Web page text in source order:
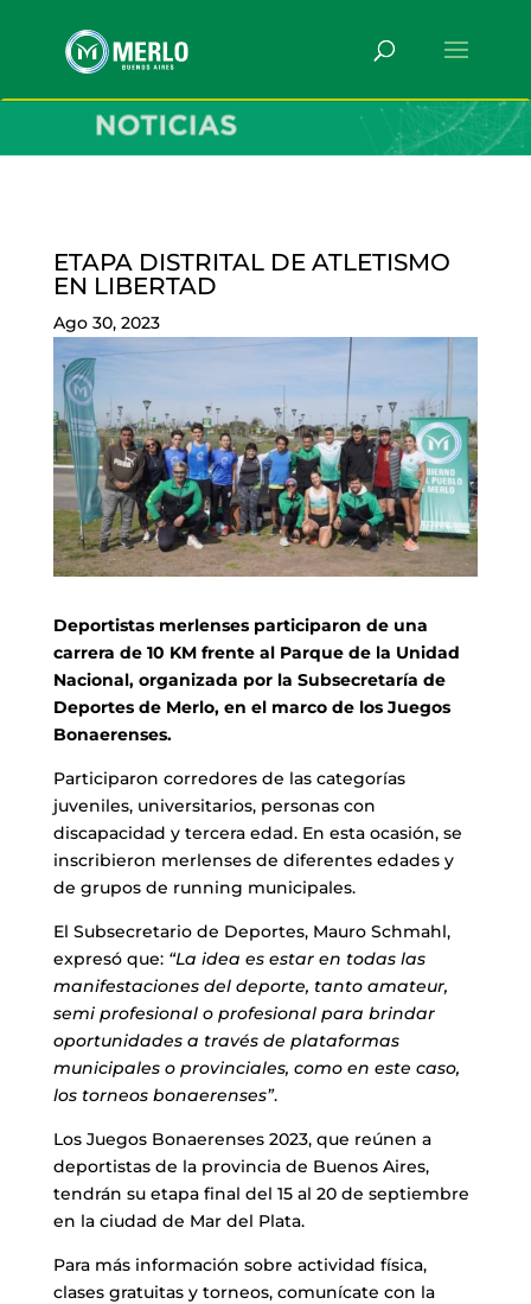
ETAPA DISTRITAL DE ATLETISMO
EN LIBERTAD
Ago 30, 2023
Deportistas merlenses participaron de una
carrera de 10 KM frente al Parque de la Unidad
Nacional, organizada por la Subsecretaría de
Deportes de Merlo, en el marco de los Juegos
Bonaerenses.
Participaron corredores de las categorías
juveniles, universitarios, personas con
discapacidad y tercera edad. En esta ocasión, se
inscribieron merlenses de diferentes edades y
de grupos de running municipales.
El Subsecretario de Deportes, Mauro Schmahl,
expresó que:“La idea es estar en todas las
manifestaciones del deporte, tanto amateur,
semi profesional o profesional para brindar
oportunidades a través de plataformas
municipales o provinciales, como en este caso,
los torneos bonaerenses”.
Los Juegos Bonaerenses 2023, que reúnen a
deportistas de la provincia de Buenos Aires,
tendrán su etapa final del 15 al 20 de septiembre
en la ciudad de Mar del Plata.
Para más información sobre actividad física,
clases gratuitas y torneos, comunícate con la